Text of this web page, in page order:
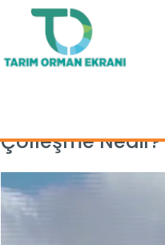
Çölleşme Nedir?